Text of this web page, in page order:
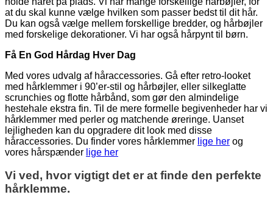
at du skal kunne vælge hvilken som passer bedst til dit hår.
Du kan også vælge mellem forskellige bredder, og hårbøjler
med forskelige dekorationer. Vi har også hårpynt til børn.
Få En God Hårdag Hver Dag
Med vores udvalg af håraccessories. Gå efter retro-looket
med hårklemmer i 90’er-stil og hårbøjler, eller silkeglatte
scrunchies og flotte hårbånd, som gør den almindelige
hestehale ekstra fin. Til de mere formelle begivenheder har vi
hårklemmer med perler og matchende øreringe. Uanset
lejligheden kan du opgradere dit look med disse
håraccessories. Du finder vores hårklemmer lige her og
vores hårspænder lige her
Vi ved, hvor vigtigt det er at finde den perfekte
hårklemme.